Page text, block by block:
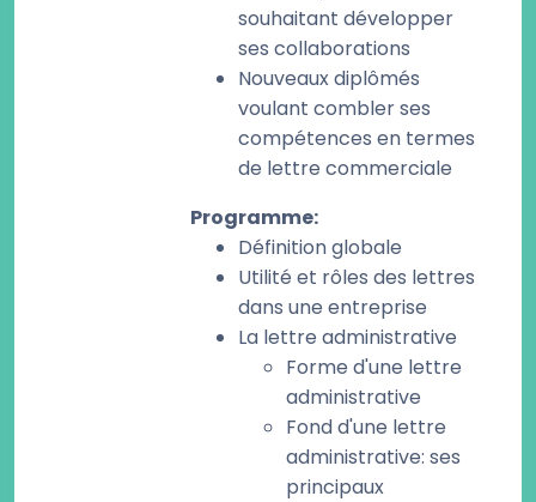
souhaitant développer
ses collaborations
Nouveaux diplômés
voulant combler ses
compétences en termes
de lettre commerciale
Programme:
Définition globale
Utilité et rôles des lettres
dans une entreprise
La lettre administrative
Forme d'une lettre
administrative
Fond d'une lettre
administrative: ses
principaux